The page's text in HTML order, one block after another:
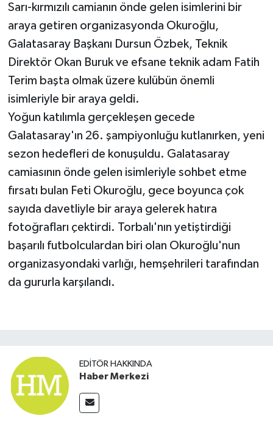
Sarı-kırmızılı camianın önde gelen isimlerini bir
araya getiren organizasyonda Okuroğlu,
Galatasaray Başkanı Dursun Özbek, Teknik
Direktör Okan Buruk ve efsane teknik adam Fatih
Terim başta olmak üzere kulübün önemli
isimleriyle bir araya geldi.
Yoğun katılımla gerçekleşen gecede
Galatasaray'ın 26. şampiyonluğu kutlanırken, yeni
sezon hedefleri de konuşuldu. Galatasaray
camiasının önde gelen isimleriyle sohbet etme
fırsatı bulan Feti Okuroğlu, gece boyunca çok
sayıda davetliyle bir araya gelerek hatıra
fotoğrafları çektirdi. Torbalı'nın yetiştirdiği
başarılı futbolculardan biri olan Okuroğlu'nun
organizasyondaki varlığı, hemşehrileri tarafından
da gururla karşılandı.
EDITÖR HAKKINDA
Haber Merkezi